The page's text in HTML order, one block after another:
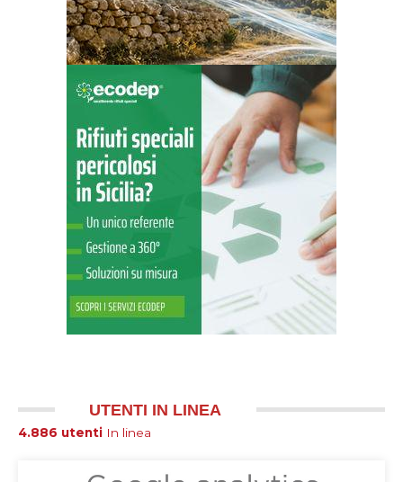
UTENTI IN LINEA
4.886 utenti In linea